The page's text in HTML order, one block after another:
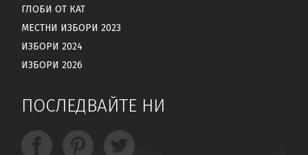
ГЛОБИ ОТ КАТ
МЕСТНИ ИЗБОРИ 2023
ИЗБОРИ 2024
ИЗБОРИ 2026
ПОСЛЕДВАЙТЕ НИ